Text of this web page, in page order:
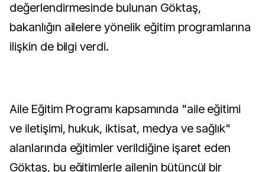
değerlendirmesinde bulunan Göktaş,
bakanlığın ailelere yönelik eğitim programlarına
ilişkin de bilgi verdi.
Aile Eğitim Programı kapsamında "aile eğitimi
ve iletişimi, hukuk, iktisat, medya ve sağlık"
alanlarında eğitimler verildiğine işaret eden
Göktaş, bu eğitimlerle ailenin bütüncül bir